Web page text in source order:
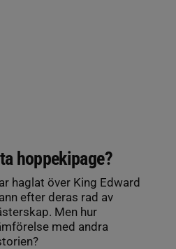
hoppekipage?
haglat över King Edward
efter deras rad av
Men hur
med andra